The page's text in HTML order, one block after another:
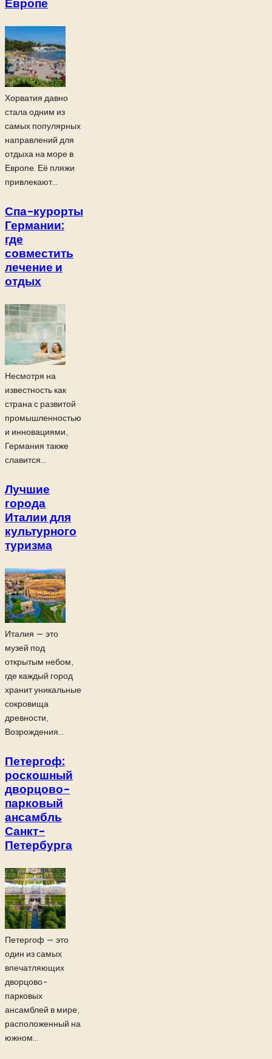
Европе
Хорватия давно
стала одним из
самых популярных
направлений для
отдыха на море в
Европе. Её пляжи
привлекают...
Спа-курорты
Германии:
где
совместить
лечение и
отдых
Несмотря на
известность как
страна с развитой
промышленностью
и инновациями,
Германия также
славится...
Лучшие
города
Италии для
культурного
туризма
Италия — это
музей под
открытым небом,
где каждый город
хранит уникальные
сокровища
древности,
Возрождения...
Петергоф:
роскошный
дворцово-
парковый
ансамбль
Санкт-
Петербурга
Петергоф — это
один из самых
впечатляющих
дворцово-
парковых
ансамблей в мире,
расположенный на
южном...